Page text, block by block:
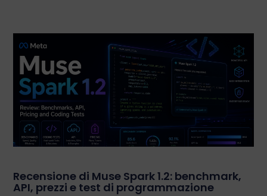
Recensione di Muse Spark 1.2: benchmark,
API, prezzi e test di programmazione